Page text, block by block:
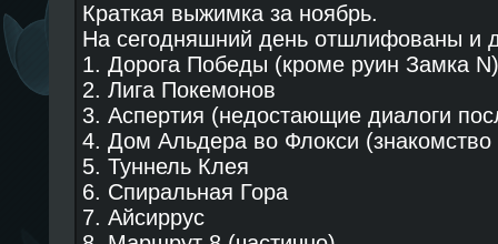
Краткая выжимка за ноябрь.
На сегодняшний день отшлифованы и
1. Дорога Победы (кроме руин Замка N)
2. Лига Покемонов
3. Аспертия (недостающие диалоги
4. Дом Альдера во Флокси (знакомство
5. Туннель Клея
6. Спиральная Гора
7. Айсиррус